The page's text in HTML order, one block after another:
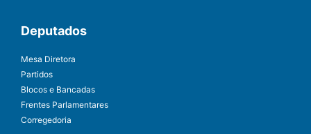
Deputados
Mesa Diretora
Partidos
Blocos e Bancadas
Frentes Parlamentares
Corregedoria